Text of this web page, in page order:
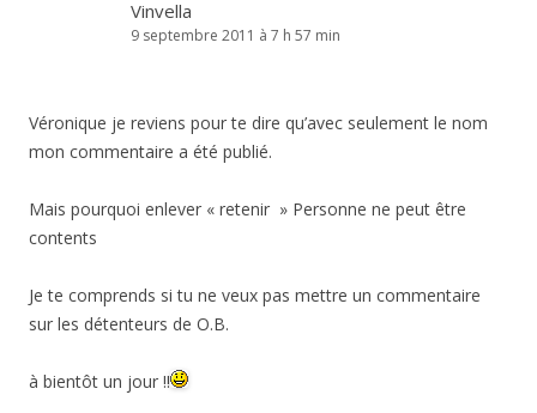
Vinvella
9 septembre 2011 à 7 h 57 min
Véronique je reviens pour te dire qu’avec seulement le nom
mon commentaire a été publié.
Mais pourquoi enlever « retenir » Personne ne peut être
contents
Je te comprends si tu ne veux pas mettre un commentaire
sur les détenteurs de O.B.
à bientôt un jour !!